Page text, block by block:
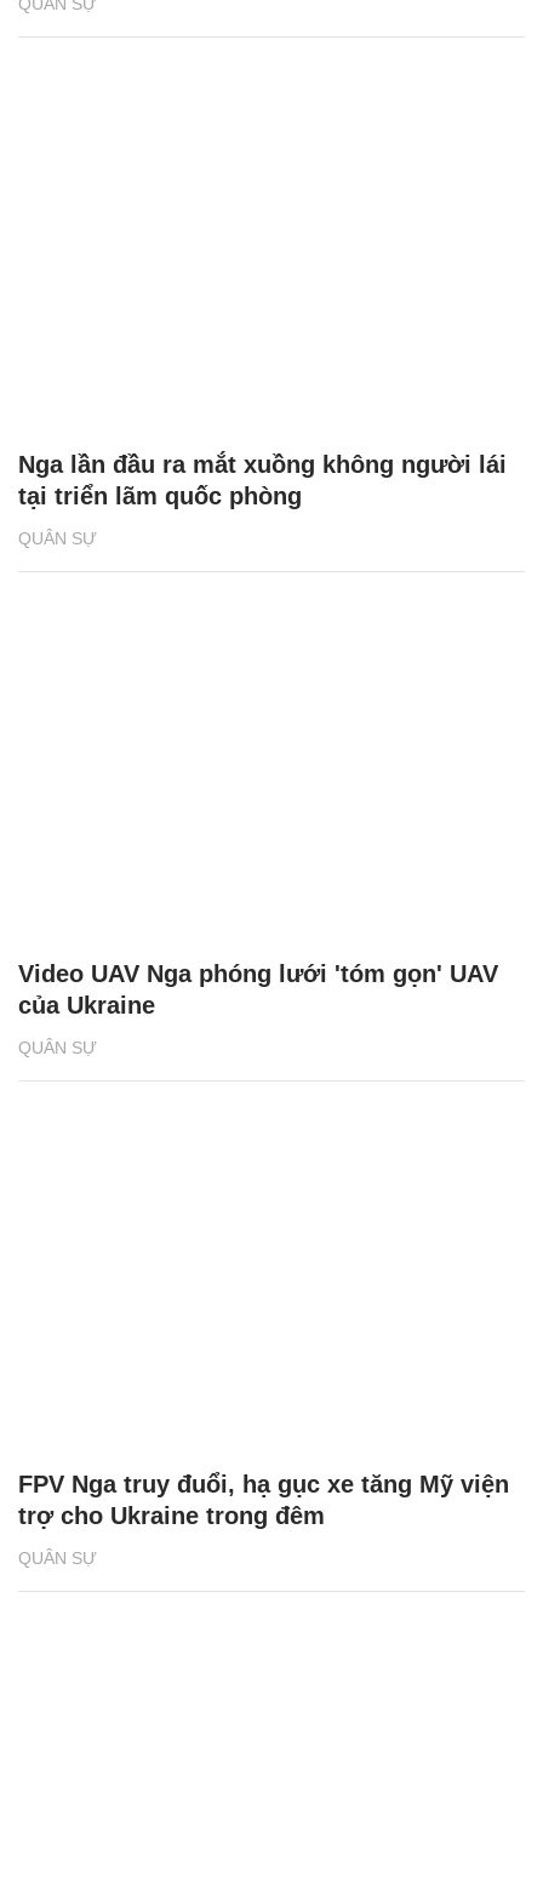
QUÂN SỰ
Nga lần đầu ra mắt xuồng không người lái
tại triển lãm quốc phòng
QUÂN SỰ
Video UAV Nga phóng lưới 'tóm gọn' UAV
của Ukraine
QUÂN SỰ
FPV Nga truy đuổi, hạ gục xe tăng Mỹ viện
trợ cho Ukraine trong đêm